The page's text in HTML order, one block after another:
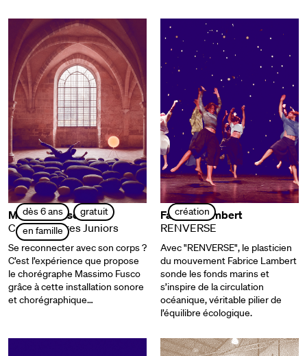
dès 6 ans
gratuit
en famille
Massimo Fusco
Corps Sonores Juniors
Se reconnecter avec son corps ?
C’est l’expérience que propose
le chorégraphe Massimo Fusco
grâce à cette installation sonore
et chorégraphique…
création
Fabrice Lambert
RENVERSE
Avec "RENVERSE", le plasticien
du mouvement Fabrice Lambert
sonde les fonds marins et
s’inspire de la circulation
océanique, véritable pilier de
l’équilibre écologique.